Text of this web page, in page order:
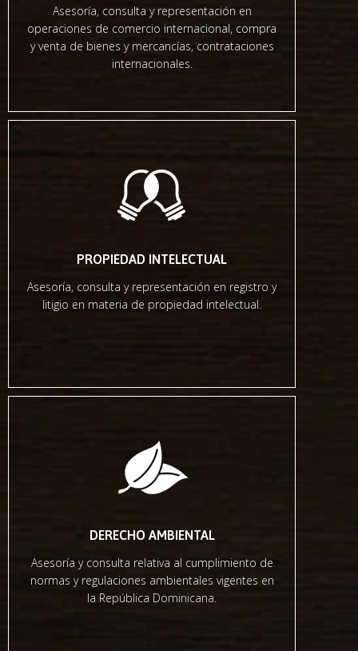
Asesoría, consulta y representación en
operaciones de comercio internacional, compra
y venta de bienes y mercancías, contrataciones
internacionales.
PROPIEDAD INTELECTUAL
Asesoría, consulta y representación en registro y
litigio en materia de propiedad intelectual.
DERECHO AMBIENTAL
Asesoría y consulta relativa al cumplimiento de
normas y regulaciones ambientales vigentes en
la República Dominicana.